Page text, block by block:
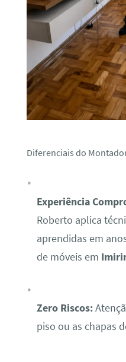
Diferenciais do
Experiência
Roberto aplica
aprendidas em
de móveis em
Zero Riscos:
piso ou as chapas